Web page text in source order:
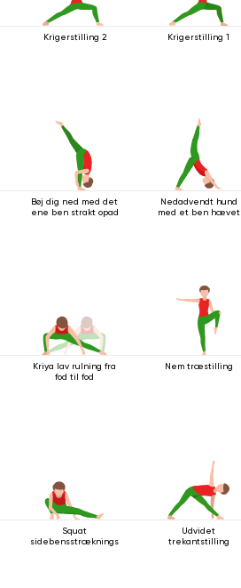
Krigerstilling 2 Krigerstilling 1
Bøj dig ned med det
ene ben strakt opad
Nedadvendt hund
med et ben hævet
Kriya lav rulning fra
fod til fod
Nem træstilling
Squat
sidebensstrækningsstilling
Udvidet
trekantstilling